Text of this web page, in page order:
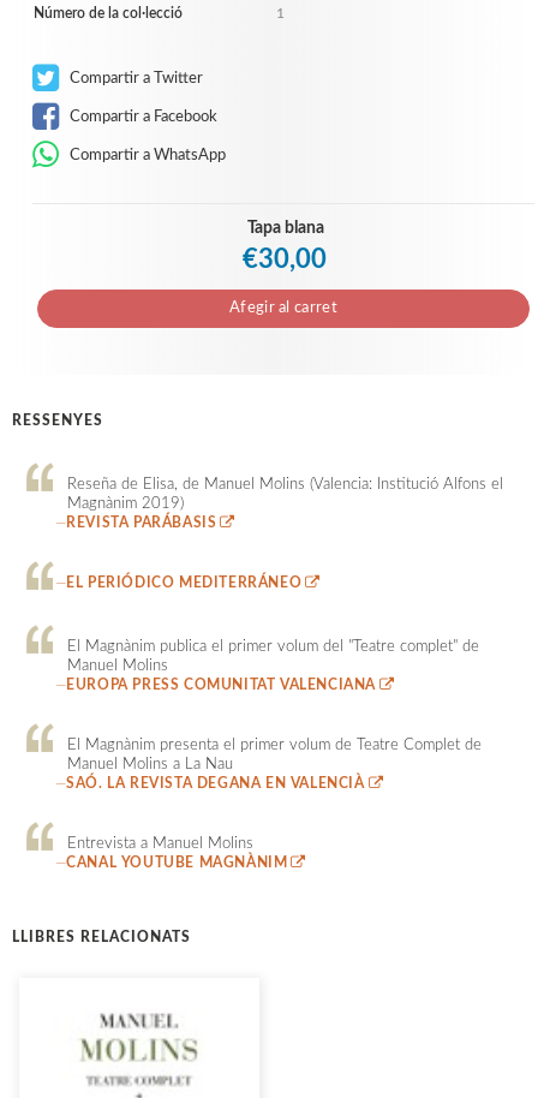
Número de la col·lecció 1
Compartir a Twitter
Compartir a Facebook
Compartir a WhatsApp
Tapa blana
€30,00
Afegir al carret
RESSENYES
Reseña de Elisa, de Manuel Molins (Valencia: Institució Alfons el
Magnànim 2019)
—REVISTA PARÁBASIS
—EL PERIÓDICO MEDITERRÁNEO
El Magnànim publica el primer volum del "Teatre complet" de
Manuel Molins
—EUROPA PRESS COMUNITAT VALENCIANA
El Magnànim presenta el primer volum de Teatre Complet de
Manuel Molins a La Nau
—SAÓ. LA REVISTA DEGANA EN VALENCIÀ
Entrevista a Manuel Molins
—CANAL YOUTUBE MAGNÀNIM
LLIBRES RELACIONATS